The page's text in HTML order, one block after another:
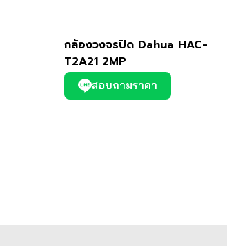
กล้องวงจรปิด Dahua HAC-
T2A21 2MP
สอบถามราคา